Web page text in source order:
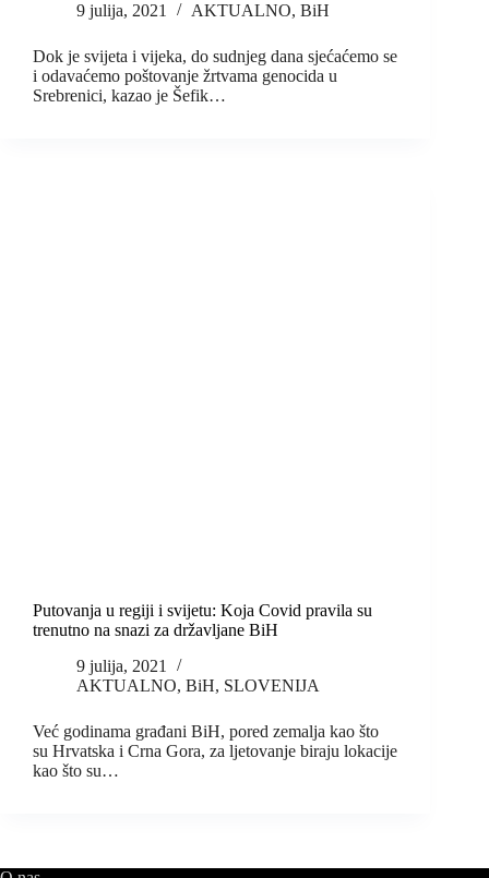
9 julija, 2021
AKTUALNO, BiH
Dok je svijeta i vijeka, do sudnjeg dana sjećaćemo se
i odavaćemo poštovanje žrtvama genocida u
Srebrenici, kazao je Šefik…
Putovanja u regiji i svijetu: Koja Covid pravila su
trenutno na snazi za državljane BiH
9 julija, 2021
AKTUALNO, BiH, SLOVENIJA
Već godinama građani BiH, pored zemalja kao što
su Hrvatska i Crna Gora, za ljetovanje biraju lokacije
kao što su…